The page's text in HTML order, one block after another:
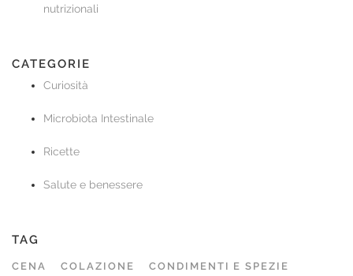
nutrizionali
CATEGORIE
Curiosità
Microbiota Intestinale
Ricette
Salute e benessere
TAG
CENA COLAZIONE CONDIMENTI E SPEZIE